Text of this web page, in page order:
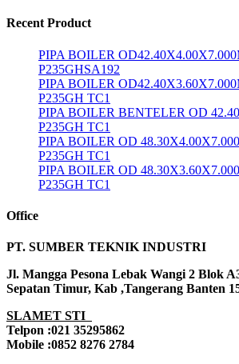
Recent Product
PIPA BOILER
P235GHSA192
PIPA BOILER
P235GH TC1
PIPA BOILER BENTELER OD
P235GH TC1
PIPA BOILER OD
P235GH TC1
PIPA BOILER OD
P235GH TC1
Office
PT. SUMBER TEKNIK INDUSTRI
Jl. Mangga Pesona Lebak Wangi 2 Blok
Sepatan Timur, Kab ,Tangerang Banten
SLAMET STI
Telpon :021 35295862
Mobile :0852 8276 2784